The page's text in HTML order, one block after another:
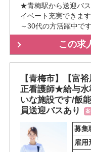
★青梅駅から送迎バ
イベート充実できま
～30代の方活躍中で
この求
【青梅市】【富
正看護師★給与
いな施設です/飯
員送迎バスあり
募集
雇用